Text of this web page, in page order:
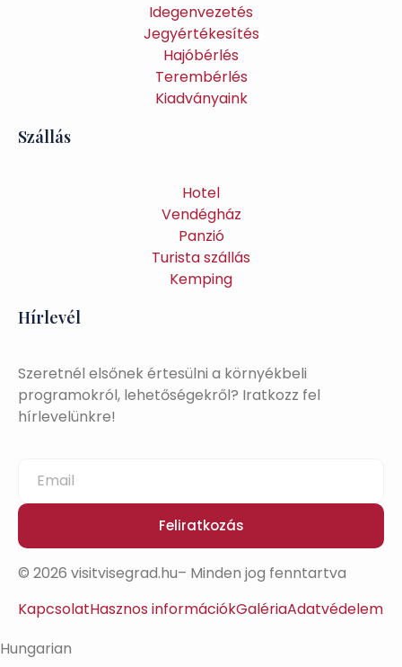
Idegenvezetés
Jegyértékesítés
Hajóbérlés
Terembérlés
Kiadványaink
Szállás
Hotel
Vendégház
Panzió
Turista szállás
Kemping
Hírlevél
Szeretnél elsőnek értesülni a környékbeli
programokról, lehetőségekről? Iratkozz fel
hírlevelünkre!
Feliratkozás
© 2026 visitvisegrad.hu– Minden jog fenntartva
KapcsolatHasznos információkGalériaAdatvédelem
Hungarian